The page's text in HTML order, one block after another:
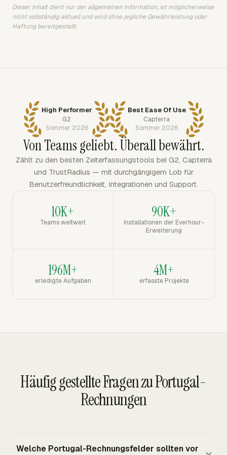
Dieser Inhalt dient nur der allgemeinen Information, ist möglicherweise
nicht vollständig aktuell und wird ohne jegliche Gewährleistung oder
Haftung bereitgestellt.
High Performer
G2
Sommer 2026
Best Ease Of Use
Capterra
Sommer 2026
Von Teams geliebt. Überall bewährt.
Zählt zu den besten Zeiterfassungstools bei G2, Capterra
und TrustRadius — mit durchgängigem Lob für
Benutzerfreundlichkeit, Integrationen und Support.
10K+
Teams weltweit
90K+
Installationen der Everhour-
Erweiterung
196M+
erledigte Aufgaben
4M+
erfasste Projekte
Häufig gestellte Fragen zu Portugal-
Rechnungen
Welche Portugal-Rechnungsfelder sollten vor